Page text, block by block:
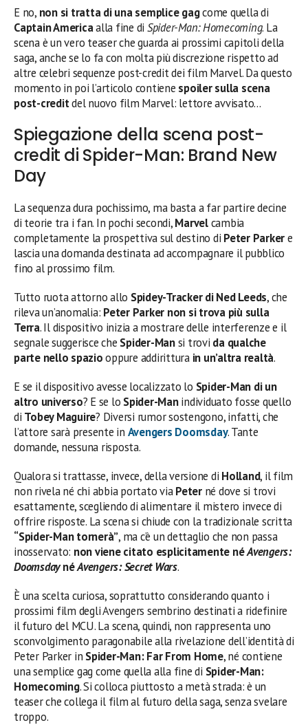
E no, non si tratta di una semplice gagcome quella di
Captain Americaalla fine di Spider-Man: Homecoming. La
scena è un vero teaser che guarda ai prossimi capitoli della
saga, anche se lo fa con molta più discrezione rispetto ad
altre celebri sequenze post-credit dei film Marvel. Da questo
momento in poi l’articolo contiene spoilersulla scena
post-creditdel nuovo film Marvel: lettore avvisato…
Spiegazione della scena post-
credit di Spider-Man: Brand New
Day
La sequenza dura pochissimo, ma basta a far partire decine
di teorie tra i fan. In pochi secondi,Marvelcambia
completamente la prospettiva sul destino di Peter Parkere
lascia una domanda destinata ad accompagnare il pubblico
fino al prossimo film.
Tutto ruota attorno allo Spidey-Tracker di Ned Leeds, che
rileva un’anomalia: Peter Parker non si trova più sulla
Terra. Il dispositivo inizia a mostrare delle interferenze e il
segnale suggerisce che Spider-Mansi trovi da qualche
parte nello spaziooppure addirittura in un’altra realtà.
E se il dispositivo avesse localizzato lo Spider-Man di un
altro universo? E se lo Spider-Manindividuato fosse quello
di Tobey Maguire? Diversi rumor sostengono, infatti, che
l’attore sarà presente in Avengers Doomsday. Tante
domande, nessuna risposta.
Qualora si trattasse, invece, della versione di Holland, il film
non rivela né chi abbia portato viaPeterné dove si trovi
esattamente, scegliendo di alimentare il mistero invece di
offrire risposte. La scena si chiude con la tradizionale scritta
“Spider-Man tornerà”, ma c’è un dettaglio che non passa
inosservato: non viene citato esplicitamente néAvengers:
DoomsdaynéAvengers: Secret Wars.
È una scelta curiosa, soprattutto considerando quanto i
prossimi film degli Avengers sembrino destinati a ridefinire
il futuro del MCU. La scena, quindi, non rappresenta uno
sconvolgimento paragonabile alla rivelazione dell’identità di
Peter Parker in Spider-Man: Far From Home, né contiene
una semplice gag come quella alla fine di Spider-Man:
Homecoming. Si colloca piuttosto a metà strada: è un
teaser che collega il film al futuro della saga, senza svelare
troppo.